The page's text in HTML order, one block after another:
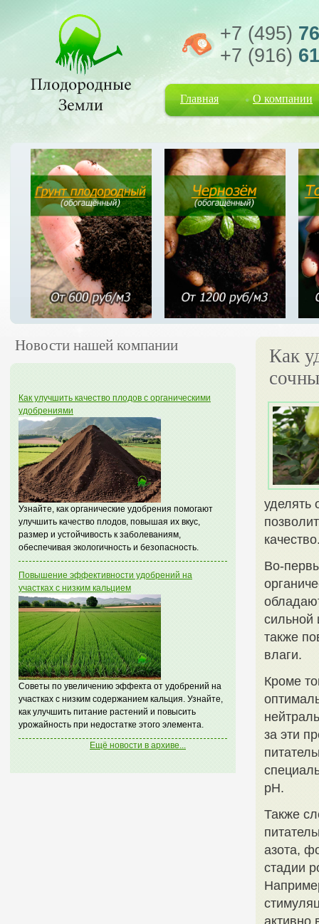
+7 (495)
+7 (916)
Главная О компании
Новости нашей компании
Как улучшить качество плодов с органическими
удобрениями
Узнайте, как органические удобрения помогают
улучшить качество плодов, повышая их вкус,
размер и устойчивость к заболеваниям,
обеспечивая экологичность и безопасность.
Повышение эффективности удобрений на
участках с низким кальцием
Советы по увеличению эффекта от удобрений на
участках с низким содержанием кальция. Узнайте,
как улучшить питание растений и повысить
урожайность при недостатке этого элемента.
Ещё новости в архиве...
Как
уделять
Во-
сильной
также
влаги.
Кроме
за эти
pH.
Также
азота,
стадии
активно